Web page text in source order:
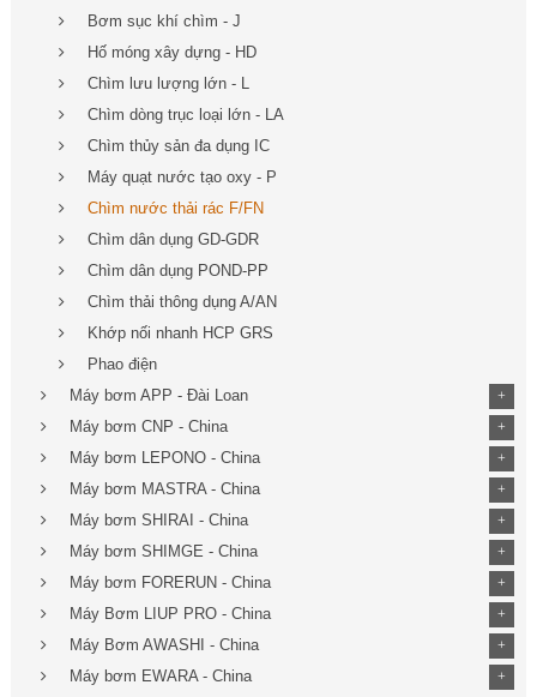
Bơm sục khí chìm - J
Hố móng xây dựng - HD
Chìm lưu lượng lớn - L
Chìm dòng trục loại lớn - LA
Chìm thủy sản đa dụng IC
Máy quạt nước tạo oxy - P
Chìm nước thải rác F/FN
Chìm dân dụng GD-GDR
Chìm dân dụng POND-PP
Chìm thải thông dụng A/AN
Khớp nối nhanh HCP GRS
Phao điện
Máy bơm APP - Đài Loan
+
Máy bơm CNP - China +
Máy bơm LEPONO - China +
Máy bơm MASTRA - China +
Máy bơm SHIRAI - China +
Máy bơm SHIMGE - China +
Máy bơm FORERUN - China +
Máy Bơm LIUP PRO - China +
Máy Bơm AWASHI - China +
Máy bơm EWARA - China +